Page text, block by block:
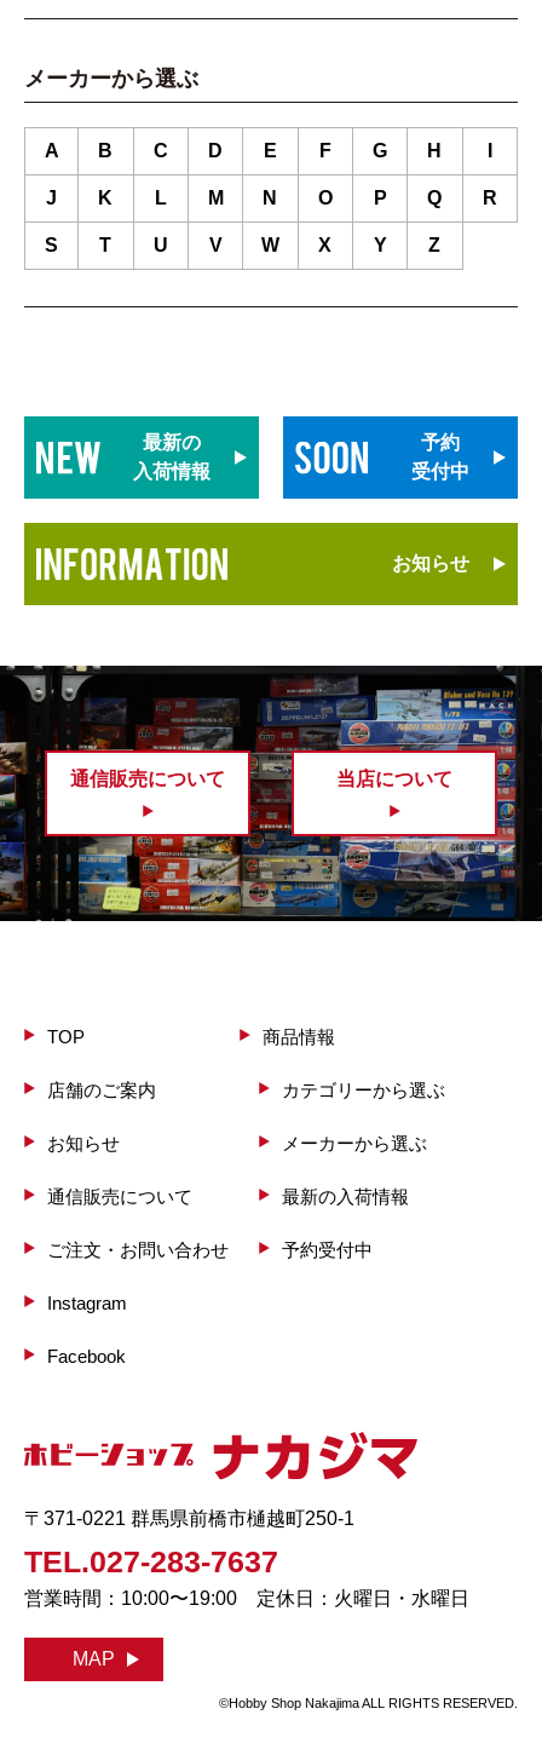
メーカーから選ぶ
A B C D E F G H
J K L M N O P Q R
S T U V W X Y Z
最新の
入荷情報
予約
受付中
お知らせ
通信販売について 当店について
TOP
店舗のご案内
お知らせ
通信販売について
ご注文・お問い合わせ
Instagram
Facebook
商品情報
カテゴリーから選ぶ
メーカーから選ぶ
最新の入荷情報
予約受付中
〒371-0221 群馬県前橋市樋越町250-1
TEL.027-283-7637
営業時間：10:00〜19:00 定休日：火曜日・水曜日
MAP
©Hobby Shop Nakajima ALL RIGHTS RESERVED.